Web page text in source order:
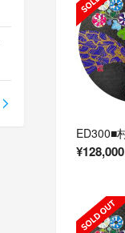
¥128,000